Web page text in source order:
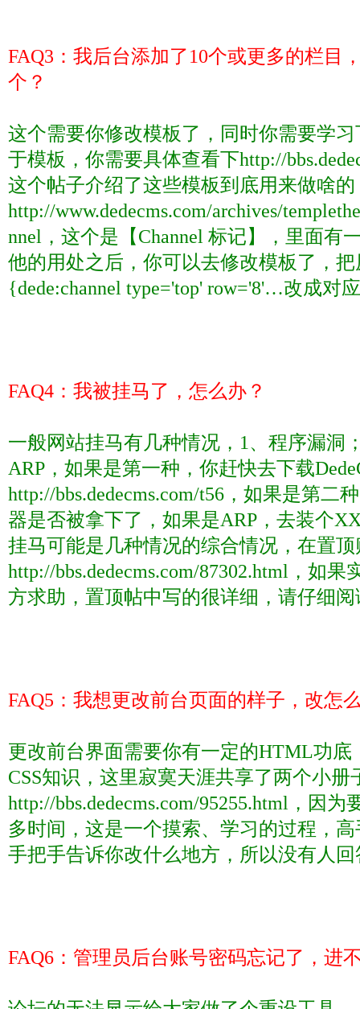
FAQ3 ：我后台添加了10个或更多的栏目
个？
这个需要你修改模板了，同时你需要学
于模板，你需要具体查看下http://
这个帖子介绍了这些模板到底用来做啥
http://www.dedecms.com/archives/
nnel ，这个是【Channel 标记】，里面有
他的用处之后，你可以去修改模板了，
{dede:channel type='top' row='8'…改成对
FAQ4 ：我被挂马了，怎么办？
一般网站挂马有几种情况， 1 、程序漏洞
ARP ，如果是第一种，你赶快去下载
http://bbs.dedecms.com/t56 ，如果是第二
器是否被拿下了，如果是ARP ，去装个
挂马可能是几种情况的综合情况，在置顶
http://bbs.dedecms.com/87302.html ，如果
方求助，置顶帖中写的很详细，请仔细阅
FAQ5 ：我想更改前台页面的样子，改怎
更改前台界面需要你有一定的HTML功底
CSS知识，这里寂寞天涯共享了两个小册
http://bbs.dedecms.com/95255.html ，因为
多时间，这是一个摸索、学习的过程，
手把手告诉你改什么地方，所以没有人
FAQ6 ：管理员后台账号密码忘记了，进